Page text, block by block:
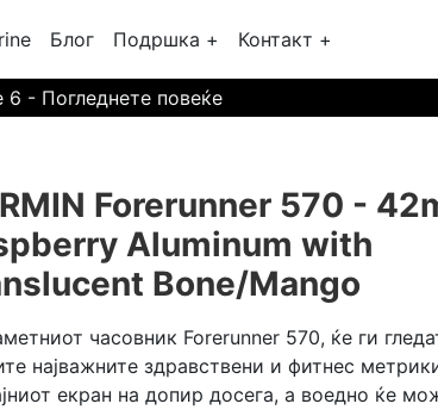
Блог Подршка + Контакт +
- Погледнете повеќе
Forerunner 570 -
Aluminum with
Bone/Mango
часовник Forerunner 570, ќе ги
најважните здравствени и фитнес
екран на допир досега, а воедно ќе